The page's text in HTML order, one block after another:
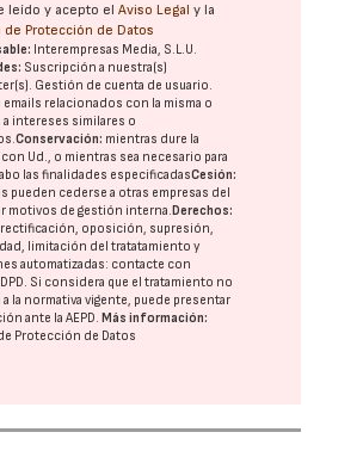
leído y acepto elAviso Legal y la
de Protección de Datos
Interempresas Media, S.L.U.
Suscripción a nuestra(s)
Gestión de cuenta de usuario.
emails relacionados con la misma o
a intereses similares o
Conservación: mientras dure la
Ud., o mientras sea necesario para
las finalidades especificadasCesión:
pueden cederse a otras empresas del
motivos de gestión interna. Derechos:
oposición, supresión,
limitación del tratatamiento y
automatizadas: contacte con
. Si considera que el tratamiento no
a la normativa vigente, puede presentar
ante laAEPD. Más información:
Protección de Datos